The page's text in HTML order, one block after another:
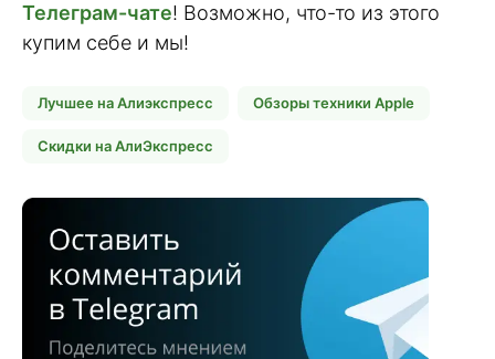
Телеграм-чате! Возможно, что-то из этого
купим себе и мы!
Лучшее на Алиэкспресс Обзоры техники Apple
Скидки на АлиЭкспресс